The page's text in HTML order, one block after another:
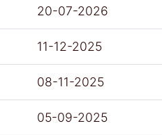
20-07-2026
11-12-2025
08-11-2025
05-09-2025